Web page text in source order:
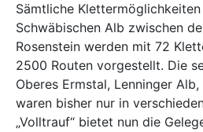
Sämtliche
Schwäbischen Alb zwischen
Rosenstein werden mit 72
2500 Routen vorgestellt. Die
Oberes Ermstal, Lenninger
waren bisher nur in
„Volltrauf“ bietet nun die